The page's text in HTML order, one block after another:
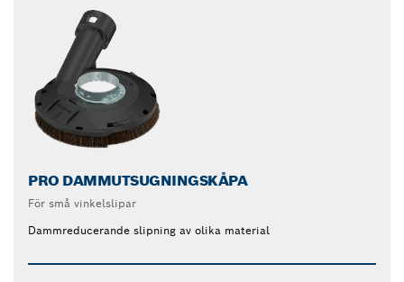
PRO DAMMUTSUGNINGSKÅPA
För små vinkelslipar
Dammreducerande slipning av olika material